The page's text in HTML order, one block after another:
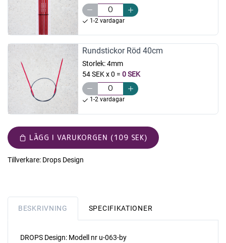
1-2 vardagar
Rundstickor Röd 40cm
Storlek:4mm
54 SEK x 0 = 0 SEK
1-2 vardagar
LÄGG I VARUKORGEN (109 SEK)
Tillverkare: Drops Design
BESKRIVNING SPECIFIKATIONER
DROPS Design: Modell nr u-063-by